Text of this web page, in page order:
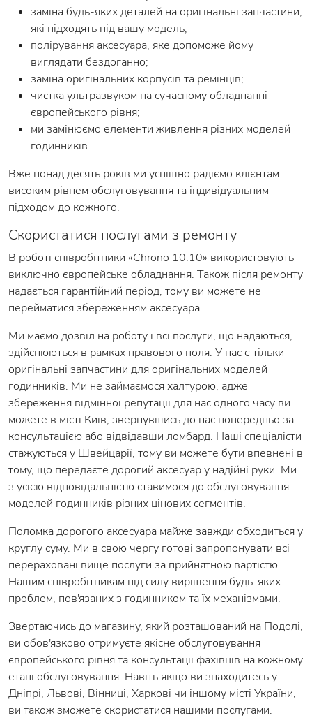
заміна будь-яких деталей на оригінальні запчастини,
які підходять під вашу модель;
полірування аксесуара, яке допоможе йому
виглядати бездоганно;
заміна оригінальних корпусів та ремінців;
чистка ультразвуком на сучасному обладнанні
європейського рівня;
ми замінюємо елементи живлення різних моделей
годинників.
Вже понад десять років ми успішно радіємо клієнтам
високим рівнем обслуговування та індивідуальним
підходом до кожного.
Скористатися послугами з ремонту
В роботі співробітники «Chrono 10:10» використовують
виключно європейське обладнання. Також після ремонту
надається гарантійний період, тому ви можете не
перейматися збереженням аксесуара.
Ми маємо дозвіл на роботу і всі послуги, що надаються,
здійснюються в рамках правового поля. У нас є тільки
оригінальні запчастини для оригінальних моделей
годинників. Ми не займаємося халтурою, адже
збереження відмінної репутації для нас одного часу ви
можете в місті Київ, звернувшись до нас попередньо за
консультацією або відвідавши ломбард. Наші спеціалісти
стажуються у Швейцарії, тому ви можете бути впевнені в
тому, що передаєте дорогий аксесуар у надійні руки. Ми
з усією відповідальністю ставимося до обслуговування
моделей годинників різних цінових сегментів.
Поломка дорогого аксесуара майже завжди обходиться у
круглу суму. Ми в свою чергу готові запропонувати всі
перераховані вище послуги за прийнятною вартістю.
Нашим співробітникам під силу вирішення будь-яких
проблем, пов'язаних з годинником та їх механізмами.
Звертаючись до магазину, який розташований на Подолі,
ви обов'язково отримуєте якісне обслуговування
європейського рівня та консультації фахівців на кожному
етапі обслуговування. Навіть якщо ви знаходитесь у
Дніпрі, Львові, Вінниці, Харкові чи іншому місті України,
ви також зможете скористатися нашими послугами.